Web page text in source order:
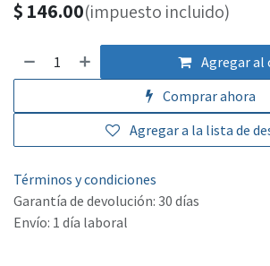
$ 146.00(impuesto incluido)
Agregar al
Comprar ahora
Agregar a la lista de
Términos y condiciones
Garantía de devolución: 30 días
Envío: 1 día laboral